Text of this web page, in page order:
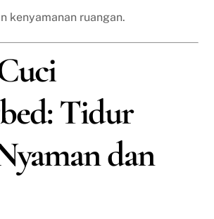
kenyamanan ruangan.
Tidur
dan